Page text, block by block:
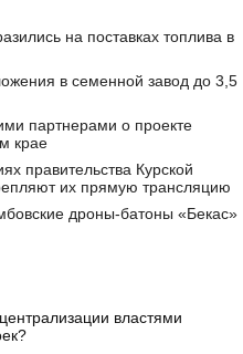
на поставках топлива в
в семенной завод до 3,5
партнерами о проекте
крае
правительства Курской
их прямую трансляцию
дроны-батоны «Бекас»
властями